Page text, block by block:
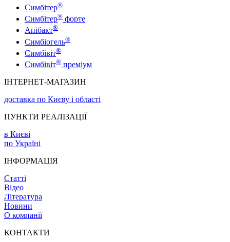
Симбітер®
Симбітер® форте
Апібакт®
Симбіогель®
Симбівіт®
Симбівіт® преміум
ІНТЕРНЕТ-МАГАЗИН
доставка по Києву і області
ПУНКТИ РЕАЛІЗАЦІЇ
в Києві
по Україні
ІНФОРМАЦІЯ
Статті
Відео
Література
Новини
О компанії
КОНТАКТИ